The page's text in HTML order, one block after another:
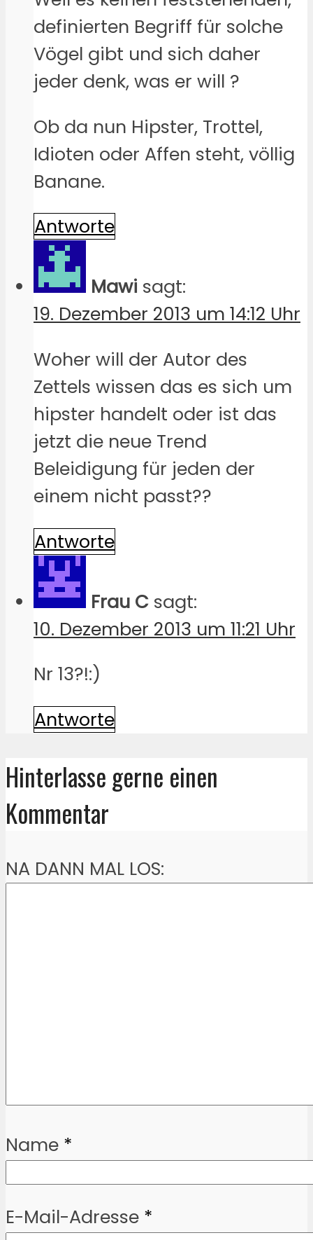
definierten Begriff für solche
Vögel gibt und sich daher
jeder denk, was er will ?
Ob da nun Hipster, Trottel,
Idioten oder Affen steht, völlig
Banane.
Antworte
Mawi sagt:
19. Dezember 2013 um 14:12 Uhr
Woher will der Autor des
Zettels wissen das es sich um
hipster handelt oder ist das
jetzt die neue Trend
Beleidigung für jeden der
einem nicht passt??
Antworte
Frau C sagt:
10. Dezember 2013 um 11:21 Uhr
Nr 13?!:)
Antworte
Hinterlasse gerne einen
Kommentar
NA DANN MAL LOS:
Name *
E-Mail-Adresse *